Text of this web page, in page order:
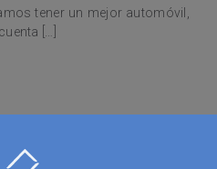
tener un mejor automóvil,
[…]